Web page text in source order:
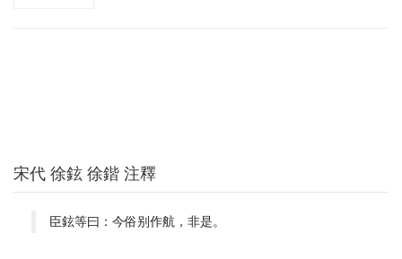
宋代 徐鉉 徐鍇 注釋
臣鉉等曰：今俗别作航，非是。